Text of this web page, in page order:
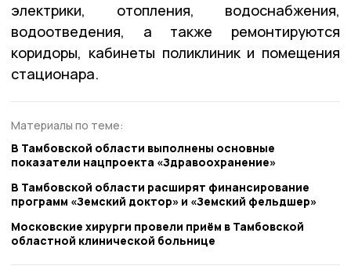
электрики, отопления, водоснабжения,
водоотведения, а также ремонтируются
коридоры, кабинеты поликлиник и помещения
стационара.
Материалы по теме:
В Тамбовской области выполнены основные
показатели нацпроекта «Здравоохранение»
В Тамбовской области расширят финансирование
программ «Земский доктор» и «Земский фельдшер»
Московские хирурги провели приём в Тамбовской
областной клинической больнице